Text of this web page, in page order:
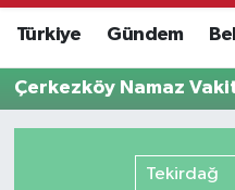
Türkiye Gündem
Çerkezköy Namaz
Tekirdağ
Süper Lig Puan
Son Dakika